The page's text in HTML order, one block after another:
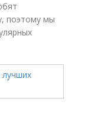
поэтому мы